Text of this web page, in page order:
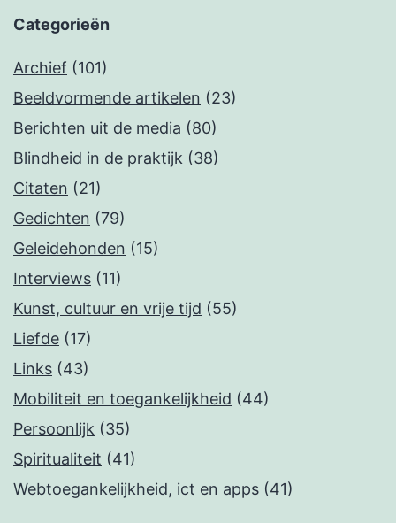
Categorieën
Archief (101)
Beeldvormende artikelen (23)
Berichten uit de media (80)
Blindheid in de praktijk (38)
Citaten (21)
Gedichten (79)
Geleidehonden (15)
Interviews (11)
Kunst, cultuur en vrije tijd (55)
Liefde (17)
Links (43)
Mobiliteit en toegankelijkheid (44)
Persoonlijk (35)
Spiritualiteit (41)
Webtoegankelijkheid, ict en apps (41)